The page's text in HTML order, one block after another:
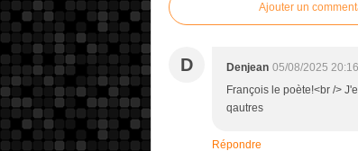
Ajouter un
D Denjean 05/08/2025 20:16
François le poète!<br />
qautres
Répondre